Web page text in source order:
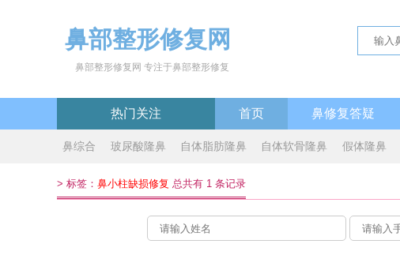
鼻部整形修复网
鼻部整形修复网 专注于鼻部整形修复
热门关注 首页 鼻修复答疑
鼻综合 玻尿酸隆鼻 自体脂肪隆鼻 自体软骨隆鼻 假体隆鼻
> 标签： 鼻小柱缺损修复 总共有 1 条记录